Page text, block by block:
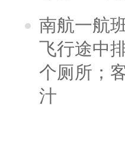
南航一航
飞行途中
个厕所；
汁